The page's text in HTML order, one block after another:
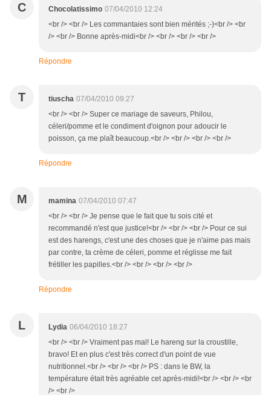
C Chocolatissimo 07/04/2010 12:24
<br /> <br /> Les commantaies sont bien mérités ;-)<br /> <br
/> <br /> Bonne après-midi<br /> <br /> <br /> <br />
Répondre
T tiuscha 07/04/2010 09:27
<br /> <br /> Super ce mariage de saveurs, Philou,
céleri/pomme et le condiment d'oignon pour adoucir le
poisson, ça me plaît beaucoup.<br /> <br /> <br /> <br />
Répondre
M mamina 07/04/2010 07:47
<br /> <br /> Je pense que le fait que tu sois cité et
recommandé n'est que justice!<br /> <br /> <br /> Pour ce sui
est des harengs, c'est une des choses que je n'aime pas mais
par contre, ta crème de céleri, pomme et réglisse me fait
frétiller les papilles.<br /> <br /> <br /> <br />
Répondre
L Lydia 06/04/2010 18:27
<br /> <br /> Vraiment pas mal! Le hareng sur la croustille,
bravo! Et en plus c'est très correct d'un point de vue
nutritionnel.<br /> <br /> <br /> PS : dans le BW, la
température était très agréable cet après-midi!<br /> <br /> <br
/> <br />